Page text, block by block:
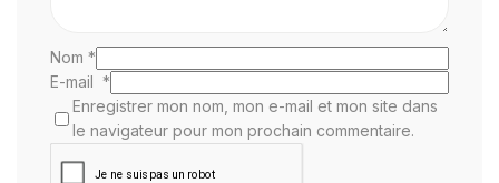
Nom *
E-mail *
Enregistrer mon nom, mon e-mail et mon site dans
le navigateur pour mon prochain commentaire.